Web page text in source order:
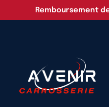
au
Remboursement